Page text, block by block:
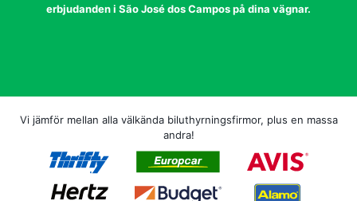
erbjudanden i São José dos Campos på dina vägnar.
Vi jämför mellan alla välkända biluthyrningsfirmor, plus en massa
andra!